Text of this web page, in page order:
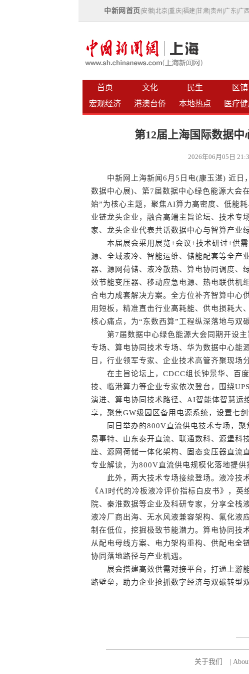
中新网首页 安徽 北京 |重庆 福建 |甘肃 贵州 广东 广西
首页 文化 民生 区镇
宏观经济
港澳台侨 本地热点 医疗
第12届上海国际数据
2026年06月05日
中新网上海新闻6月5日电(康玉湛) 近日
数据中心展)、第7届数据中心绿色能源大会
始”为核心主题，聚焦AI算力高密度、低能
业链龙头企业，融合高端主旨论坛、技术专
家、龙头企业代表共话数据中心与智算产业
本届展会采用展览+会议+技术研讨+供需
源、全域液冷、智能运维、储能配套等全产
器、源网荷储、液冷散热、算电协同调度、
效节能变压器、移动应急电源、热电联供机
合电力成套解决方案。全方位补齐智算中心
用短板，精准直击行业高耗能、供电损耗大
核心痛点，为“东数西算”工程纵深落地与双
第7届数据中心绿色能源大会同期开设主
专场、算电协同技术专场、华为数据中心能
日，行业领军专家、企业技术高管齐聚现场
在主旨论坛上，CDCC组长钟景华、百度
技、临港算力等企业专家依次登台，围绕
演进、算电协同技术路径、AI智能体智慧运
享，聚焦GW级园区备用电源系统，设置七
同日举办的800V直流供电技术专场，聚
易事特、山东泰开直流、联通数科、源堡科
座、源网荷储一体化架构、固态变压器直流
专业解读，为800V直流供电规模化落地提供
此外，两大技术专场接续登场。液冷技
《AI时代的冷板液冷评价指标白皮书》，
院、秦淮数据等企业及科研专家，分享全栈
液冷厂商出海、无水风液兼容架构、氟化液
制在低位，挖掘极致节能潜力。算电协同技
从配电母线方案、电力架构重构、供配电全
协同落地路径与产业机遇。
展会搭建高效供需对接平台，打通上游
路壁垒，助力企业抢抓数字经济与双碳转型
关于我们